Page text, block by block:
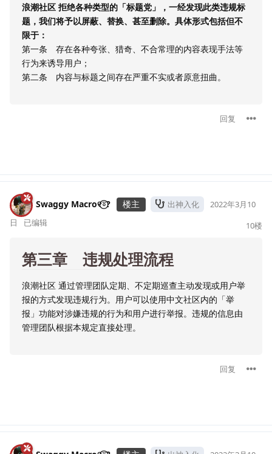
浪潮社区 拒绝各种类型的「标题党」，一经发现此类违规标
题，我们将予以屏蔽、替换、甚至删除。具体形式包括但不
限于：
第一条 存在各种夸张、猎奇、不合常理的内容表现手法等
行为来诱导用户；
第二条 内容与标题之间存在严重不实或者原意扭曲。
回复
Swaggy Macro୧⍤⃝? 楼主 出神入化
2022年3月10
日
已编辑 10楼
第三章 违规处理流程
浪潮社区 通过管理团队定期、不定期巡查主动发现或用户举
报的方式发现违规行为。用户可以使用中文社区内的「举
报」功能对涉嫌违规的行为和用户进行举报。违规的信息由
管理团队根据本规定直接处理。
回复